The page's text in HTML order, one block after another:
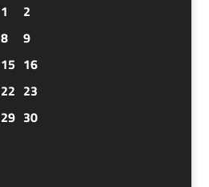
1
2
8
9
15 16
22 23
29 30